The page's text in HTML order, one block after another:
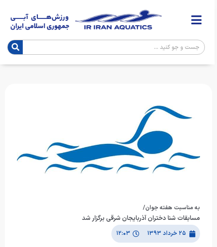
به مناسبت هفته جوان/
مسابقات شنا دختران آذربایجان شرقی برگزار شد
۲۵ خرداد ۱۳۹۳ ۱۲:۰۳